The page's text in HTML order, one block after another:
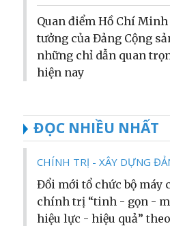
Quan điểm Hồ Chí
tưởng của Đảng Cộng
những chỉ dẫn quan
hiện nay
ĐỌC NHIỀU NHẤT
CHÍNH TRỊ - XÂY DỰNG
Đổi mới tổ chức bộ máy
chính trị “tinh - gọn -
hiệu lực - hiệu quả”